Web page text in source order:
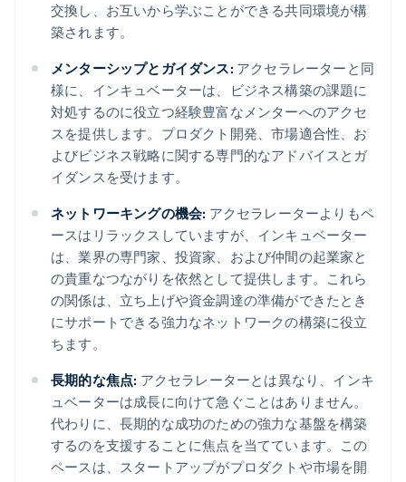
交換し、お互いから学ぶことができる共同環境が構
築されます。
メンターシップとガイダンス: アクセラレーターと同
様に、インキュベーターは、ビジネス構築の課題に
対処するのに役立つ経験豊富なメンターへのアクセ
スを提供します。プロダクト開発、市場適合性、お
よびビジネス戦略に関する専門的なアドバイスとガ
イダンスを受けます。
ネットワーキングの機会: アクセラレーターよりもペ
ースはリラックスしていますが、インキュベーター
は、業界の専門家、投資家、および仲間の起業家と
の貴重なつながりを依然として提供します。これら
の関係は、立ち上げや資金調達の準備ができたとき
にサポートできる強力なネットワークの構築に役立
ちます。
長期的な焦点: アクセラレーターとは異なり、インキ
ュベーターは成長に向けて急ぐことはありません。
代わりに、長期的な成功のための強力な基盤を構築
するのを支援することに焦点を当てています。この
ペースは、スタートアップがプロダクトや市場を開